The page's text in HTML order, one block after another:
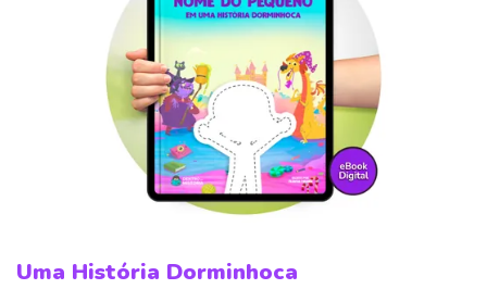
Uma História Dorminhoca